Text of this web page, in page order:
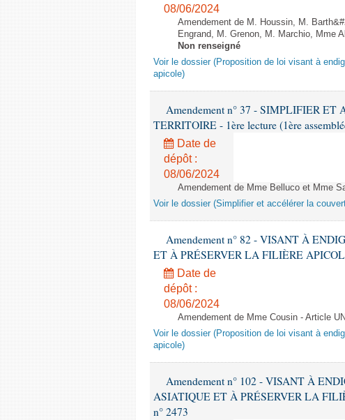
08/06/2024
Amendement de M. Houssin, M.
Engrand, M. Grenon, M. Marchio, Mme
Non renseigné
Voir le dossier (Proposition de loi visant à
apicole)
Amendement n° 37 - SIMPLIFIER
TERRITOIRE - 1ère lecture (1ère
Date de
dépôt :
08/06/2024
Amendement de Mme Belluco et Mme
Voir le dossier (Simplifier et accélérer la
Amendement n° 82 - VISANT À
ET À PRÉSERVER LA FILIÈRE
Date de
dépôt :
08/06/2024
Amendement de Mme Cousin - Article
Voir le dossier (Proposition de loi visant à
apicole)
Amendement n° 102 - VISANT À
ASIATIQUE ET À PRÉSERVER LA
n° 2473